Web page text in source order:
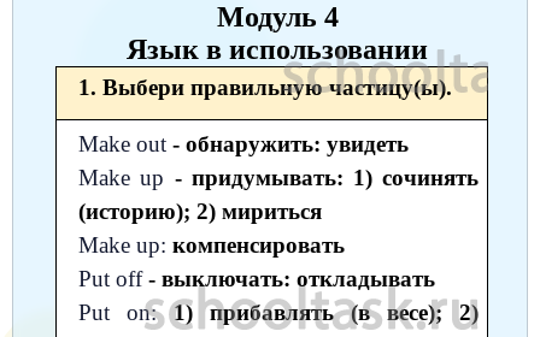
Русский язык
Музыка
Информатика
Литературное чтение
Математика
Информатика
Литературное чтение
Музыка
Математика
Русский язык
Английский язык
Обществознание
География
Немецкий язык
Литература
Математика
Английский язык
Русский язык
Обществознание
Немецкий язык
Алгебра
Русский язык
Обществознание
Физика
Английский язык
8 класс
География
История
Химия
Физика
Русский язык
9 класс
Биология
Обществознание
Физика
Информатика
10 класс
Физика
Химия
Русский язык
11 класс
Физика
Химия
Модуль 4
Язык в использовании
1. Выбери правильную частицу(ы).
Make out - обнаружить: увидеть
Make up - придумывать: 1) сочинять
(историю); 2) мириться
Make up: компенсировать
Put off- выключать: откладывать
Put on:1) прибавлять (в весе); 2)